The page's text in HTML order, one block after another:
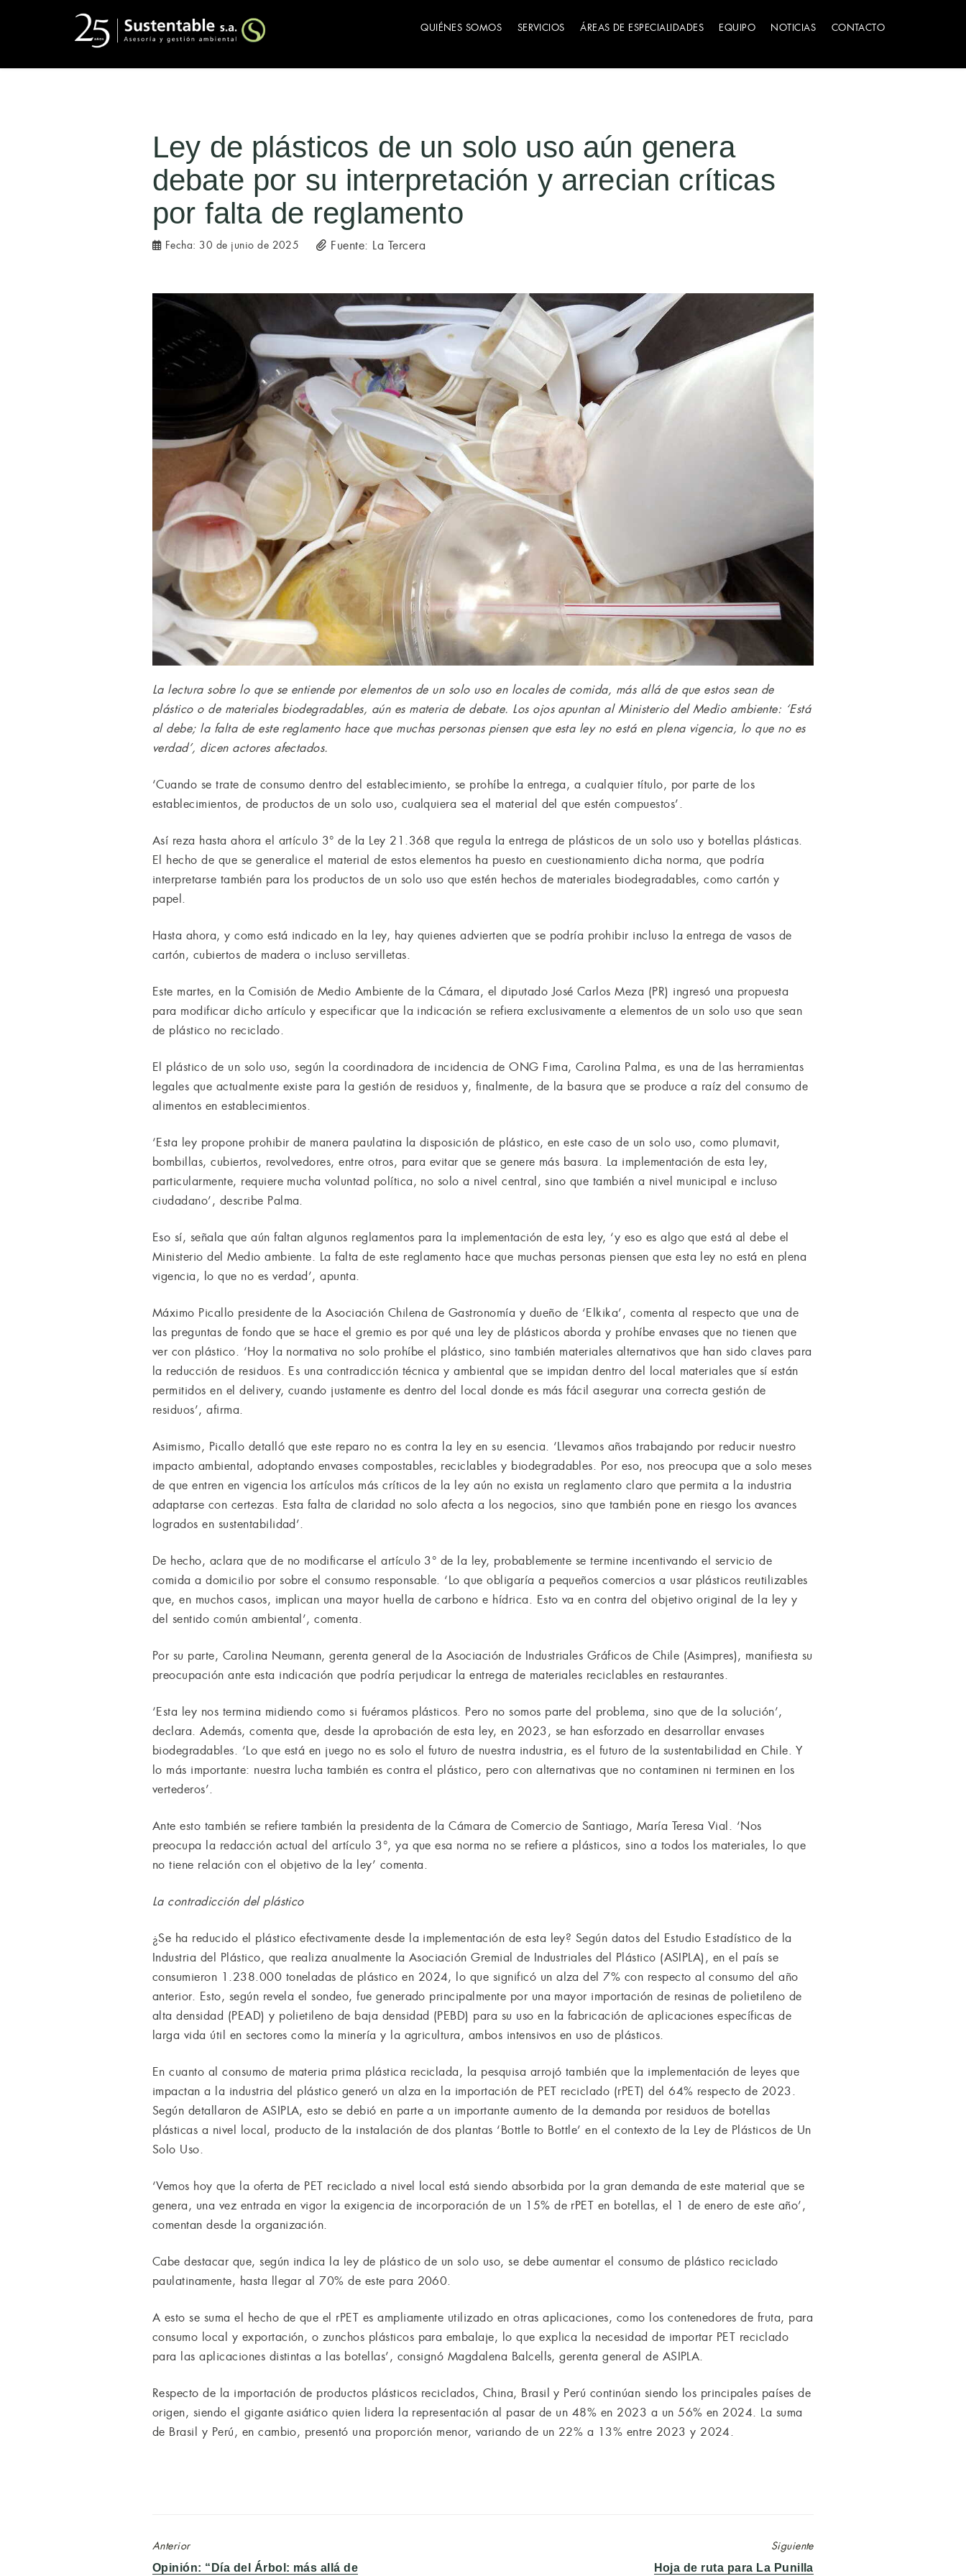
QUIÉNES SOMOS SERVICIOS ÁREAS DE ESPECIALIDADES EQUIPO NOTICIAS CONTACTO
Ley de plásticos de un solo uso aún genera
debate por su interpretación y arrecian críticas
por falta de reglamento
Fecha: 30 de junio de 2025 Fuente: La Tercera
La lectura sobre lo que se entiende por elementos de un solo uso en locales de comida, más allá de que estos sean de
plástico o de materiales biodegradables, aún es materia de debate. Los ojos apuntan al Ministerio del Medio ambiente: ‘Está
al debe; la falta de este reglamento hace que muchas personas piensen que esta ley no está en plena vigencia, lo que no es
verdad’, dicen actores afectados.
‘Cuando se trate de consumo dentro del establecimiento, se prohíbe la entrega, a cualquier título, por parte de los
establecimientos, de productos de un solo uso, cualquiera sea el material del que estén compuestos’.
Así reza hasta ahora el artículo 3° de la Ley 21.368 que regula la entrega de plásticos de un solo uso y botellas plásticas.
El hecho de que se generalice el material de estos elementos ha puesto en cuestionamiento dicha norma, que podría
interpretarse también para los productos de un solo uso que estén hechos de materiales biodegradables, como cartón y
papel.
Hasta ahora, y como está indicado en la ley, hay quienes advierten que se podría prohibir incluso la entrega de vasos de
cartón, cubiertos de madera o incluso servilletas.
Este martes, en la Comisión de Medio Ambiente de la Cámara, el diputado José Carlos Meza (PR) ingresó una propuesta
para modificar dicho artículo y especificar que la indicación se refiera exclusivamente a elementos de un solo uso que sean
de plástico no reciclado.
El plástico de un solo uso, según la coordinadora de incidencia de ONG Fima, Carolina Palma, es una de las herramientas
legales que actualmente existe para la gestión de residuos y, finalmente, de la basura que se produce a raíz del consumo de
alimentos en establecimientos.
‘Esta ley propone prohibir de manera paulatina la disposición de plástico, en este caso de un solo uso, como plumavit,
bombillas, cubiertos, revolvedores, entre otros, para evitar que se genere más basura. La implementación de esta ley,
particularmente, requiere mucha voluntad política, no solo a nivel central, sino que también a nivel municipal e incluso
ciudadano’, describe Palma.
Eso sí, señala que aún faltan algunos reglamentos para la implementación de esta ley, ‘y eso es algo que está al debe el
Ministerio del Medio ambiente. La falta de este reglamento hace que muchas personas piensen que esta ley no está en plena
vigencia, lo que no es verdad’, apunta.
Máximo Picallo presidente de la Asociación Chilena de Gastronomía y dueño de ‘Elkika’, comenta al respecto que una de
las preguntas de fondo que se hace el gremio es por qué una ley de plásticos aborda y prohíbe envases que no tienen que
ver con plástico. ‘Hoy la normativa no solo prohíbe el plástico, sino también materiales alternativos que han sido claves para
la reducción de residuos. Es una contradicción técnica y ambiental que se impidan dentro del local materiales que sí están
permitidos en el delivery, cuando justamente es dentro del local donde es más fácil asegurar una correcta gestión de
residuos’, afirma.
Asimismo, Picallo detalló que este reparo no es contra la ley en su esencia. ‘Llevamos años trabajando por reducir nuestro
impacto ambiental, adoptando envases compostables, reciclables y biodegradables. Por eso, nos preocupa que a solo meses
de que entren en vigencia los artículos más críticos de la ley aún no exista un reglamento claro que permita a la industria
adaptarse con certezas. Esta falta de claridad no solo afecta a los negocios, sino que también pone en riesgo los avances
logrados en sustentabilidad’.
De hecho, aclara que de no modificarse el artículo 3° de la ley, probablemente se termine incentivando el servicio de
comida a domicilio por sobre el consumo responsable. ‘Lo que obligaría a pequeños comercios a usar plásticos reutilizables
que, en muchos casos, implican una mayor huella de carbono e hídrica. Esto va en contra del objetivo original de la ley y
del sentido común ambiental’, comenta.
Por su parte, Carolina Neumann, gerenta general de la Asociación de Industriales Gráficos de Chile (Asimpres), manifiesta su
preocupación ante esta indicación que podría perjudicar la entrega de materiales reciclables en restaurantes.
‘Esta ley nos termina midiendo como si fuéramos plásticos. Pero no somos parte del problema, sino que de la solución’,
declara. Además, comenta que, desde la aprobación de esta ley, en 2023, se han esforzado en desarrollar envases
biodegradables. ‘Lo que está en juego no es solo el futuro de nuestra industria, es el futuro de la sustentabilidad en Chile. Y
lo más importante: nuestra lucha también es contra el plástico, pero con alternativas que no contaminen ni terminen en los
vertederos’.
Ante esto también se refiere también la presidenta de la Cámara de Comercio de Santiago, María Teresa Vial. ‘Nos
preocupa la redacción actual del artículo 3°, ya que esa norma no se refiere a plásticos, sino a todos los materiales, lo que
no tiene relación con el objetivo de la ley’ comenta.
La contradicción del plástico
¿Se ha reducido el plástico efectivamente desde la implementación de esta ley? Según datos del Estudio Estadístico de la
Industria del Plástico, que realiza anualmente la Asociación Gremial de Industriales del Plástico (ASIPLA), en el país se
consumieron 1.238.000 toneladas de plástico en 2024, lo que significó un alza del 7% con respecto al consumo del año
anterior. Esto, según revela el sondeo, fue generado principalmente por una mayor importación de resinas de polietileno de
alta densidad (PEAD) y polietileno de baja densidad (PEBD) para su uso en la fabricación de aplicaciones específicas de
larga vida útil en sectores como la minería y la agricultura, ambos intensivos en uso de plásticos.
En cuanto al consumo de materia prima plástica reciclada, la pesquisa arrojó también que la implementación de leyes que
impactan a la industria del plástico generó un alza en la importación de PET reciclado (rPET) del 64% respecto de 2023.
Según detallaron de ASIPLA, esto se debió en parte a un importante aumento de la demanda por residuos de botellas
plásticas a nivel local, producto de la instalación de dos plantas ‘Bottle to Bottle’ en el contexto de la Ley de Plásticos de Un
Solo Uso.
‘Vemos hoy que la oferta de PET reciclado a nivel local está siendo absorbida por la gran demanda de este material que se
genera, una vez entrada en vigor la exigencia de incorporación de un 15% de rPET en botellas, el 1 de enero de este año’,
comentan desde la organización.
Cabe destacar que, según indica la ley de plástico de un solo uso, se debe aumentar el consumo de plástico reciclado
paulatinamente, hasta llegar al 70% de este para 2060.
A esto se suma el hecho de que el rPET es ampliamente utilizado en otras aplicaciones, como los contenedores de fruta, para
consumo local y exportación, o zunchos plásticos para embalaje, lo que explica la necesidad de importar PET reciclado
para las aplicaciones distintas a las botellas’, consignó Magdalena Balcells, gerenta general de ASIPLA.
Respecto de la importación de productos plásticos reciclados, China, Brasil y Perú continúan siendo los principales países de
origen, siendo el gigante asiático quien lidera la representación al pasar de un 48% en 2023 a un 56% en 2024. La suma
de Brasil y Perú, en cambio, presentó una proporción menor, variando de un 22% a 13% entre 2023 y 2024.
Anterior
Entrada
Opinión: “Día del Árbol: más allá de
Siguiente
Entrada
Hoja de ruta para La Punilla